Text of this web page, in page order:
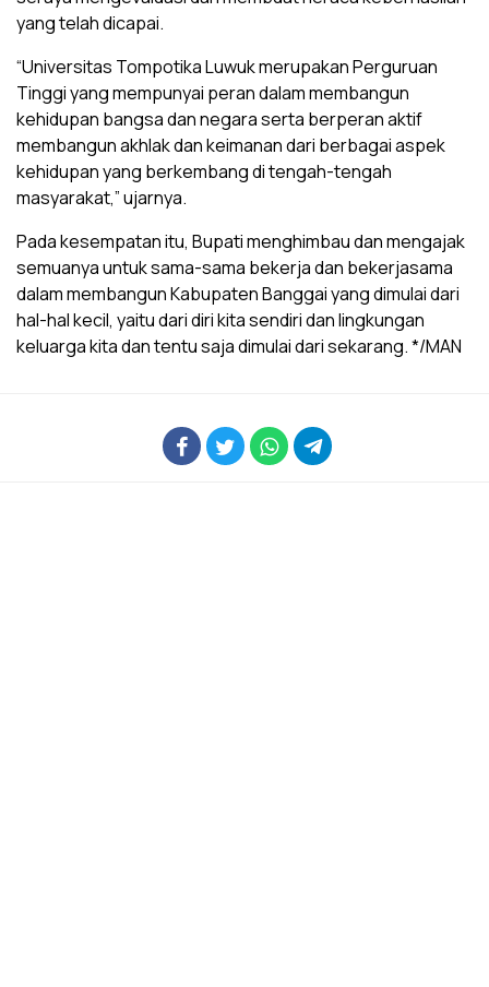
yang telah dicapai.
“Universitas Tompotika Luwuk merupakan Perguruan
Tinggi yang mempunyai peran dalam membangun
kehidupan bangsa dan negara serta berperan aktif
membangun akhlak dan keimanan dari berbagai aspek
kehidupan yang berkembang di tengah-tengah
masyarakat,” ujarnya.
Pada kesempatan itu, Bupati menghimbau dan mengajak
semuanya untuk sama-sama bekerja dan bekerjasama
dalam membangun Kabupaten Banggai yang dimulai dari
hal-hal kecil, yaitu dari diri kita sendiri dan lingkungan
keluarga kita dan tentu saja dimulai dari sekarang. */MAN